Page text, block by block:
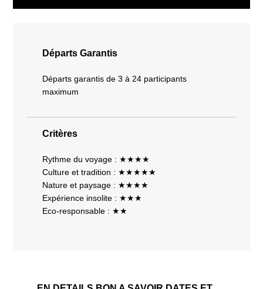
Départs Garantis
Départs garantis de 3 à 24 participants
maximum
Critères
Rythme du voyage : ★★★★
Culture et tradition : ★★★★★
Nature et paysage : ★★★★
Expérience insolite : ★★★
Eco-responsable : ★★